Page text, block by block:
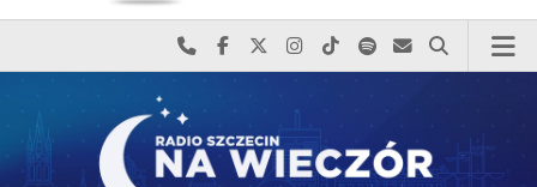
Najlepiej po prostu do nas zadzwoń
Odwiedź nas na Facebook-u
Odwiedź nas na X
Odwiedź nas na Instagram-ie
Odwiedź nas na TikTok-u
Szukaj nas na Spotify
Wyślij do nas
Szukaj